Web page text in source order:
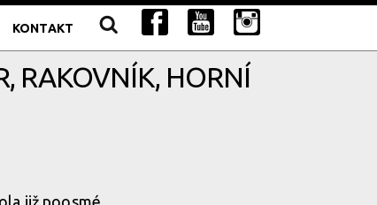
KONTAKT
RAKOVNÍK, HORNÍ
již poosmé.